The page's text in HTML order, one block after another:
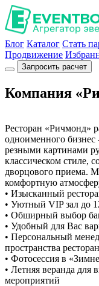
Блог Каталог Стать
Продвижение
Запросить расчет
Компания
Ресторан «Ричмонд»
одноименного бизнес
резными картинами
классическом стиле,
дворцового приема.
комфортную
• Изысканный
• Уютный VIP зал до
• Обширный выбор
• Удобный для Вас
• Персональный
пространства
• Фотосессия в
• Летняя веранда для
мероприятий